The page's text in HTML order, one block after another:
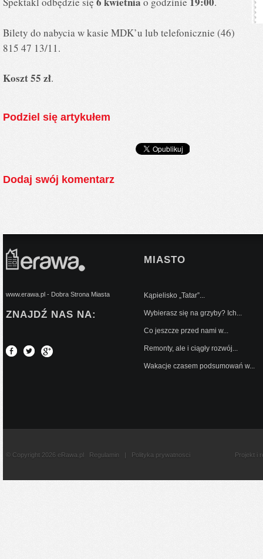
Bilety do nabycia w kasie MDK’u lub telefonicznie (46)
815 47 13/11.
Koszt 55 zł.
Podziel się artykułem
Dodaj swój komentarz
www.erawa.pl - Dobra Strona Miasta
ZNAJDŹ NAS NA:
MIASTO
Kąpielisko „Tatar”...
Wybierasz się na grzyby? Ich...
Co jeszcze przed nami w...
Remonty, ale i ciągły rozwój...
Wakacje czasem podsumowań w...
© Copyright 2026 eRawa.pl Regulamin | Polityka prywatnosci Projekt i